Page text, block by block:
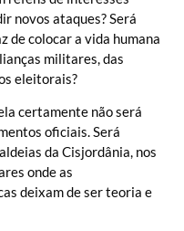
novos ataques? Será
de colocar a vida humana
militares, das
eleitorais?
certamente não será
oficiais. Será
da Cisjordânia, nos
onde as
deixam de ser teoria e